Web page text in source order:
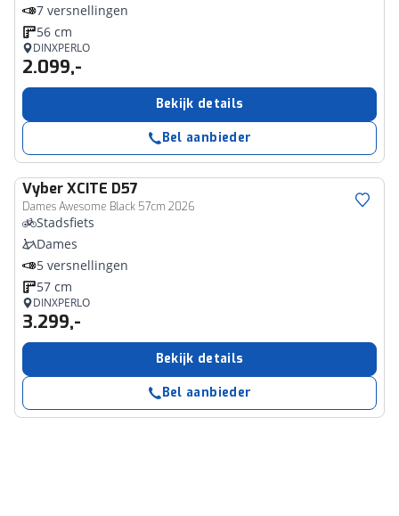
7 versnellingen
56 cm
DINXPERLO
2.099,-
Bekijk details
Bel aanbieder
VyberXCITE D57
Dames Awesome Black 57cm 2026
Stadsfiets
Dames
5 versnellingen
57 cm
DINXPERLO
3.299,-
Bekijk details
Bel aanbieder